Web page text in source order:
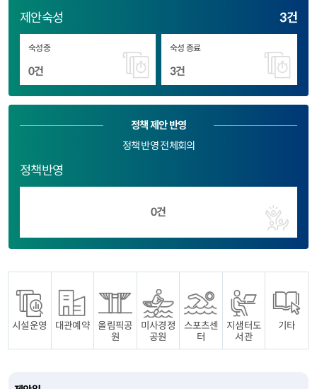
제안숙성 3건
숙성중
0건
숙성 종료
3건
정책 제안 반영
정책 반영 전체회의
정책반영
0건
시설운영 대관예약
올림픽공
원
미사경정
공원
스포츠센
터
지샘터도
서관
기타